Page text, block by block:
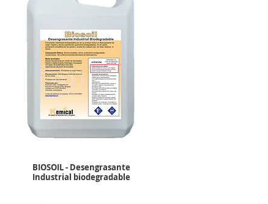
BIOSOIL - Desengrasante
Industrial biodegradable